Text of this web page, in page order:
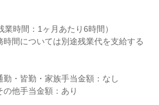
時間：1ヶ月あたり6時間）
間については別途残業代を支給する
・皆勤・家族手当金額：なし
他手当金額：あり